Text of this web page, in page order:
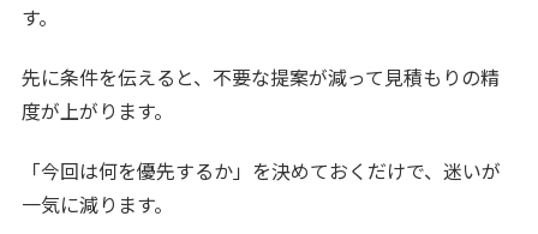
す。
先に条件を伝えると、不要な提案が減って見積もりの精
度が上がります。
「今回は何を優先するか」を決めておくだけで、迷いが
一気に減ります。